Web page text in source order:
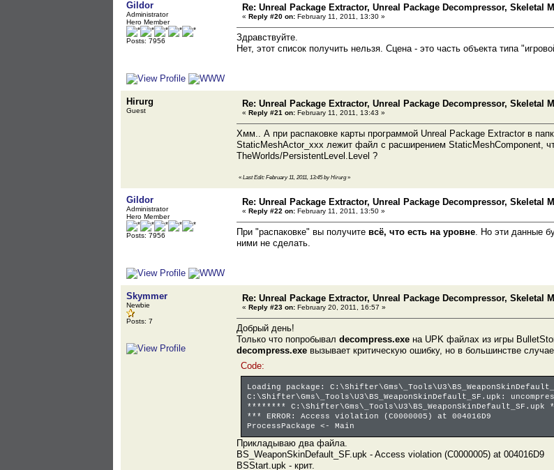
Gildor
Administrator
Hero Member
Posts: 7956
Re: Unreal Package Extractor, Unreal Package Decompressor, Skeletal
« Reply #20 on: February 11, 2011, 13:30 »
Здравствуйте.
Нет, этот список получить нельзя. Сцена - это часть объекта типа
Hirurg
Guest
Re: Unreal Package Extractor, Unreal Package Decompressor, Skeletal
« Reply #21 on: February 11, 2011, 13:43 »
Хмм.. А при распаковке карты программой Unreal Package Extractor в
StaticMeshActor_ххх лежит файл с расширением StaticMeshComponent,
TheWorlds/PersistentLevel.Level ?
« Last Edit: February 11, 2011, 13:45 by Hirurg»
Gildor
Administrator
Hero Member
Posts: 7956
Re: Unreal Package Extractor, Unreal Package Decompressor, Skeletal
« Reply #22 on: February 11, 2011, 13:50 »
При "распаковке" вы получите всё, что есть на уровне. Но эти данные
ними не сделать.
Skymmer
Newbie
Posts: 7
Re: Unreal Package Extractor, Unreal Package Decompressor, Skeletal
« Reply #23 on: February 20, 2011, 16:57 »
Добрый день!
Только что попробывал decompress.exe на UPK файлах из игры
decompress.exe вызывает критическую ошибку, но в большинстве
Code:
Loading package:
C:\Shifter\Gms\_Tools\U3\BS_WeaponSkinDefault_SF.upk:
********
*** ERROR: Access violation (C0000005) at 004016D9
ProcessPackage <- Main
Прикладываю два файла.
BS_WeaponSkinDefault_SF.upk - Access violation (C0000005) at 004016D9
BSStart.upk - крит.